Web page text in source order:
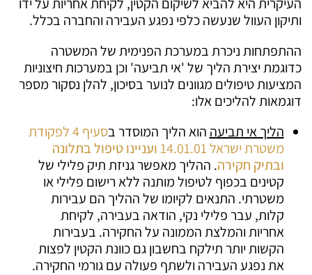
ותיקון העוול שנעשה כלפי נפגע העבירה והחברה בכלל.
ההתפתחות ניכרת במערכת הפנימית של המשטרה
כדוגמת יצירת הליך של 'אי תביעה' וכן במערכות חיצוניות
המציעות טיפולים מגוונים לנוער בסיכון, להלן נסקור מספר
דוגמאות להליכים אלו:
הליך אי תביעה הוא הליך המוסדר ב
סעיף 4 לפקודת
משטרת ישראל 14.01.01
ועניינו טיפול בתלונה
ובתיק חקירה. ההליך מאפשר גניזת תיק פלילי של
קטינים בכפוף לטיפול מותנה ללא רישום פלילי או
משטרתי. התנאים לקיומו של ההליך הם עבירות
קלות, עבר פלילי נקי, הודאה בעבירה, לקיחת
אחריות והמלצת הממונה על החקירה. בעבירות
הקשות יותר תילקח בחשבון גם כוונת הקטין לפצות
את נפגע העבירה ולשתף פעולה עם גורמי החקירה.